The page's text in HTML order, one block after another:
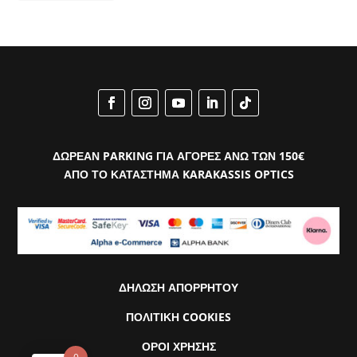
ΔΩΡΕΑΝ PARKING ΓΙΑ ΑΓΟΡΕΣ ΑΝΩ ΤΩΝ 150€
ΑΠΟ ΤΟ ΚΑΤΑΣΤΗΜΑ KARAKASSIS OPTICS
ΔΗΛΩΣΗ ΑΠΟΡΡΗΤΟΥ
ΠΟΛΙΤΙΚΗ COOKIES
ΟΡΟΙ ΧΡΗΣΗΣ